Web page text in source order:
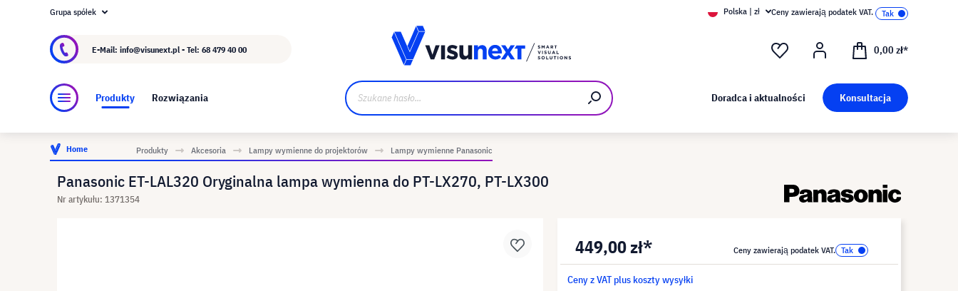
O visunext.pl
Grupa spółek Polska | zł Ceny zawierają podatek VAT.
E-Mail: info@visunext.pl - Tel: 68 479 40 00 0,00 zł*
Produkty Rozwiązania Doradca i aktualności Konsultacja
Home Produkty Akcesoria Lampy wymienne do projektorów Lampy wymienne Panasonic
Panasonic ET-LAL320 Oryginalna lampa wymienna do PT-LX270, PT-LX300
Nr artykułu: 1371354
449,00 zł* Ceny zawierają podatek VAT.
Ceny z VAT plus koszty wysyłki